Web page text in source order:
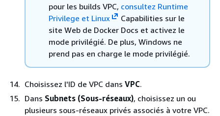
pour les builds VPC, consultez Runtime
Privilege et Linux
Capabilities sur le
site Web de Docker Docs et activez le
mode privilégié. De plus, Windows ne
prend pas en charge le mode privilégié.
Choisissez l'ID de VPC dans VPC.
Dans Subnets (Sous-réseaux), choisissez un ou
plusieurs sous-réseaux privés associés à votre VPC.